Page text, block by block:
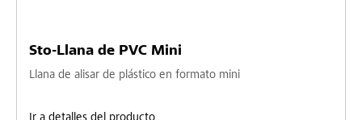
Sto-Llana de PVC Mini
Llana de alisar de plástico en formato mini
Ir a detalles del producto